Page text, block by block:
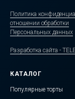
Политика
отношении обработки
Персональных данных
Разработка сайта -
КАТАЛОГ
Популярные торты